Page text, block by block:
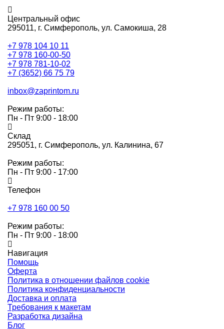
Центральный офис
295011, г. Симферополь, ул. Самокиша, 28
+7 978 104 10 11
+7 978 160-00-50
+7 978 781-10-02
+7 (3652) 66 75 79
inbox@zaprintom.ru
Режим работы:
Пн - Пт 9:00 - 18:00
Склад
295051, г. Симферополь, ул. Калинина, 67
Режим работы:
Пн - Пт 9:00 - 17:00
Телефон
+7 978 160 00 50
Режим работы:
Пн - Пт 9:00 - 18:00
Навигация
Помощь
Оферта
Политика в отношении файлов cookie
Политика конфиденциальности
Доставка и оплата
Требования к макетам
Разработка дизайна
Блог